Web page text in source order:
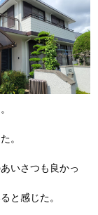
。
いさつも良かっ
と感じた。